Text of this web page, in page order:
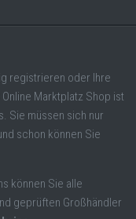
registrieren oder Ihre
Marktplatz Shop ist
Sie müssen sich nur
schon können Sie
können Sie alle
geprüften Großhändler